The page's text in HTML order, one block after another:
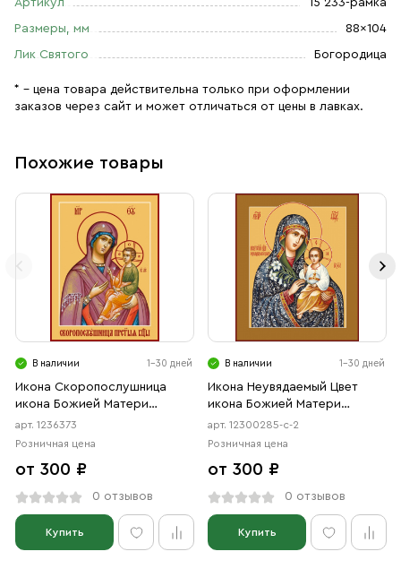
Артикул 15 233-рамка
Размеры, мм 88×104
Лик Святого Богородица
* – цена товара действительна только при оформлении
заказов через сайт и может отличаться от цены в лавках.
Похожие товары
В наличии 1-30 дней
Икона Скоропослушница
икона Божией Матери
(АРТ.06373)
арт. 1236373
Розничная цена
от 300 ₽
0 отзывов
Купить
В наличии 1-30 дней
Икона Неувядаемый Цвет
икона Божией Матери
(АРТ.00285-с-2)
арт. 12300285-с-2
Розничная цена
от 300 ₽
0 отзывов
Купить